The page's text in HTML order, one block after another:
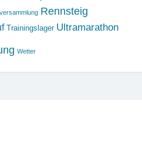
Rennsteig
Trainingslager Ultramarathon
Wetter